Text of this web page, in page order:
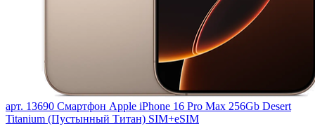
арт. 13690 Смартфон Apple iPhone 16 Pro Max 256Gb Desert
Titanium (Пустынный Титан) SIM+eSIM